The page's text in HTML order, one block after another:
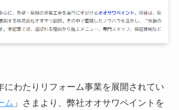
にわたりリフォーム事業を展開されてい
ム 」さまより、弊社オオサワペイントを